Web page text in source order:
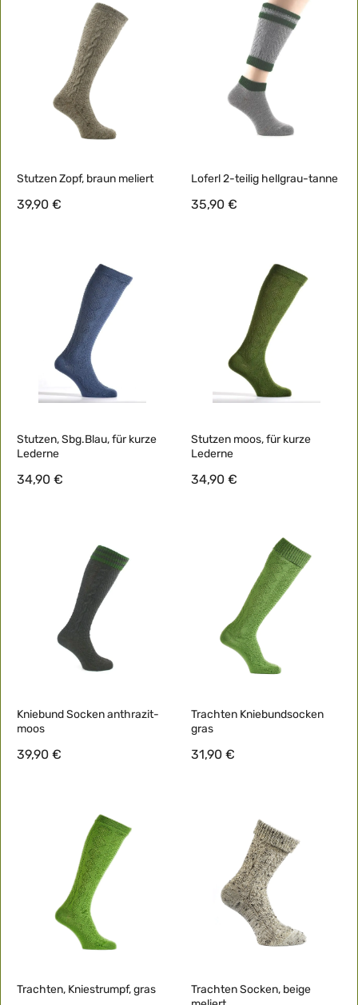
Stutzen Zopf, braun meliert
39,90 €
Loferl 2-teilig hellgrau-tanne
35,90 €
Stutzen, Sbg.Blau, für kurze
Lederne
34,90 €
Stutzen moos, für kurze
Lederne
34,90 €
Kniebund Socken anthrazit-
moos
39,90 €
Trachten Kniebundsocken
gras
31,90 €
Trachten, Kniestrumpf, gras
Trachten Socken, beige